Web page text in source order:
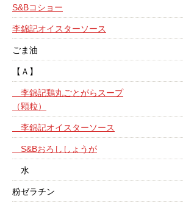
S&Bコショー
李錦記オイスターソース
ごま油
【Ａ】
李錦記鶏丸ごとがらスープ
（顆粒）
李錦記オイスターソース
S&Bおろししょうが
水
粉ゼラチン